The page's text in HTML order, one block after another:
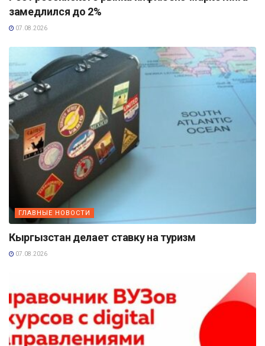
замедлился до 2%
07.08.2026
ГЛАВНЫЕ НОВОСТИ
Кыргызстан делает ставку на туризм
07.08.2026